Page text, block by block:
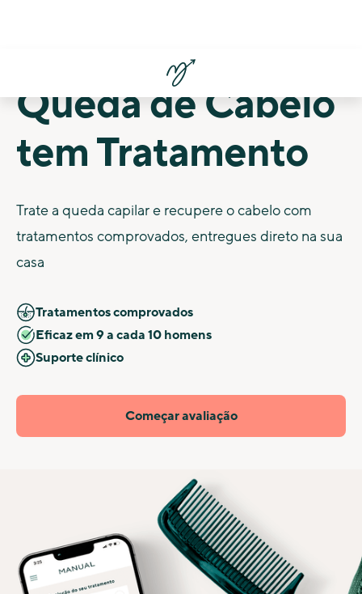
Queda de Cabelo
tem Tratamento
Trate a queda capilar e recupere o cabelo com
tratamentos comprovados, entregues direto na sua
casa
Tratamentos comprovados
Eficaz em 9 a cada 10 homens
Suporte clínico
Começar avaliação